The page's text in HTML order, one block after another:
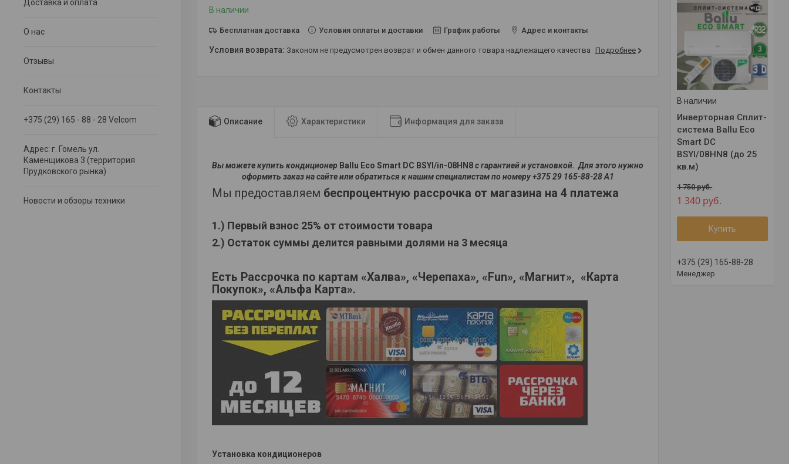
Доставка и оплата
О нас
Отзывы
Контакты
+375 (29) 165 - 88 - 28 Velcom
Адрес: г. Гомель ул.
Каменщикова 3 (территория
Прудковского рынка)
Новости и обзоры техники
В наличии
Инверторная Сплит-
система Ballu Eco
Smart DC
BSYI/08HN8 (до 25
кв.м)
1 750руб.
1 340 руб.
Купить
+375 (29) 165-88-28
Менеджер
В наличии
Бесплатная доставка Условия оплаты и доставки График работы Адрес и контакты
Законом не предусмотрен возврат и обмен данного товара надлежащего качества Подробнее
Описание Характеристики Информация для заказа
Вы можете купить кондиционер Ballu Eco Smart DC BSYI/in-08HN8с гарантией и установкой. Для этого нужно
оформить заказ на сайте или обратиться к нашим специалистам по номеру +375 29 165-88-28 A1
Мы предоставляем беспроцентную рассрочка от магазина на 4 платежа
1.) Первый взнос 25% от стоимости товара
2.) Остаток суммы делится равными долями на 3 месяца
Есть Рассрочка по картам «Халва», «Черепаха», «Fun», «Магнит», «Карта
Покупок», «Альфа Карта».
Установка кондиционеров